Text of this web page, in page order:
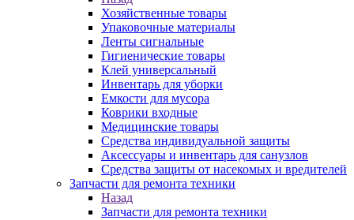
Хозяйственные товары
Упаковочные материалы
Ленты сигнальные
Гигиенические товары
Клей универсальный
Инвентарь для уборки
Емкости для мусора
Коврики входные
Медицинские товары
Средства индивидуальной защиты
Аксессуары и инвентарь для санузлов
Средства защиты от насекомых и вредителей
Запчасти для ремонта техники
Назад
Запчасти для ремонта техники